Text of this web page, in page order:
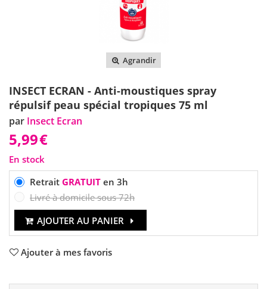
Agrandir
INSECT ECRAN - Anti-moustiques spray
répulsif peau spécial tropiques 75 ml
par Insect Ecran
5,99€
En stock
Retrait GRATUITen 3h
Livré à domicile sous 72h
AJOUTER AU PANIER
Ajouter à mes favoris